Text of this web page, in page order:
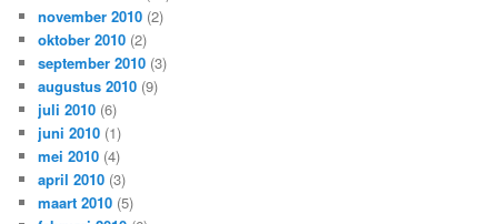
november 2010 (2)
oktober 2010 (2)
september 2010 (3)
augustus 2010 (9)
juli 2010 (6)
juni 2010 (1)
mei 2010 (4)
april 2010 (3)
maart 2010 (5)